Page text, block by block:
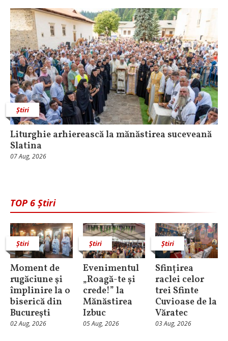
Știri
Liturghie arhierească la mănăstirea suceveană
Slatina
07 Aug, 2026
TOP 6 Știri
Știri
Moment de
rugăciune şi
împlinire la o
biserică din
Bucureşti
02 Aug, 2026
Știri
Evenimentul
„Roagă-te și
crede!” la
Mănăstirea
Izbuc
05 Aug, 2026
Știri
Sfințirea
raclei celor
trei Sfinte
Cuvioase de la
Văratec
03 Aug, 2026